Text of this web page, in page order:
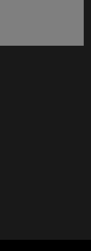
nueva ventana)
nueva ventana)